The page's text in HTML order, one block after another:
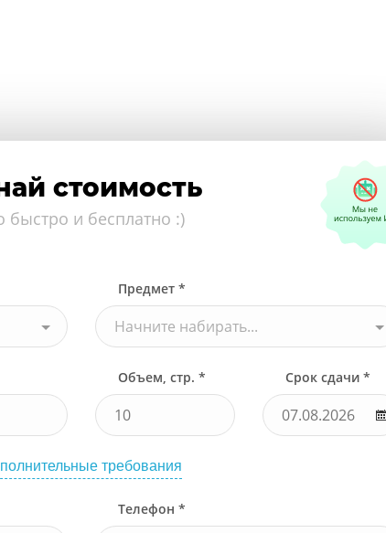
стоимость
быстро и бесплатно :)
Предмет *
Начните набирать...
Объем, стр. * Срок сдачи *
требования
Телефон *